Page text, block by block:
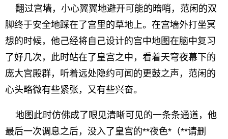
翻过宫墙，小心翼翼地避开可能的暗哨，范闲的双
脚终于安全地踩在了宫里的草地上。在宫墙外打坐冥
想的时候，他己经将自己设计的宫中地图在脑中复习
了好几次，此时站在了皇宫之中，看着天穹夜幕下的
庞大宫殿群，听着远处隐约可闻的更鼓之声，范闲的
心头略微有些紧张，又有些兴奋。
地图此时仿佛成了眼见清晰可见的一条条通道，他
最后一次调息之后，没入了皇宫的**夜色*（**请删